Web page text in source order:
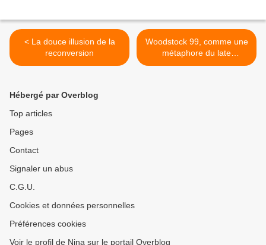
< La douce illusion de la
reconversion
Woodstock 99, comme une
métaphore du late
capitalism >
Hébergé par Overblog
Top articles
Pages
Contact
Signaler un abus
C.G.U.
Cookies et données personnelles
Préférences cookies
Voir le profil de Nina sur le portail Overblog